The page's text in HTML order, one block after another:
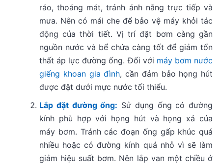
ráo, thoáng mát, tránh ánh nắng trực tiếp và
mưa. Nên có mái che để bảo vệ máy khỏi tác
động của thời tiết. Vị trí đặt bơm càng gần
nguồn nước và bể chứa càng tốt để giảm tổn
thất áp lực đường ống. Đối với máy bơm nước
giếng khoan gia đình, cần đảm bảo họng hút
được đặt dưới mực nước tối thiểu.
Lắp đặt đường ống: Sử dụng ống có đường
kính phù hợp với họng hút và họng xả của
máy bơm. Tránh các đoạn ống gấp khúc quá
nhiều hoặc có đường kính quá nhỏ vì sẽ làm
giảm hiệu suất bơm. Nên lắp van một chiều ở